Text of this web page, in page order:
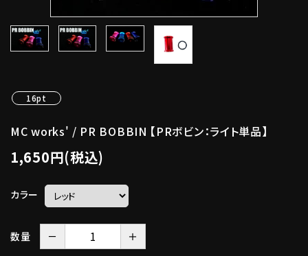
16pt
MC works' / PR BOBBIN 【PRボビン：ライト単品】
1,650円(税込)
カラー
数量 － ＋